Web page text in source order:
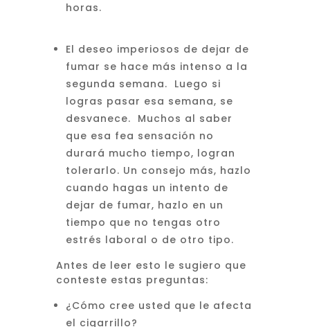
horas.
El deseo imperiosos de dejar de
fumar se hace más intenso a la
segunda semana. Luego si
logras pasar esa semana, se
desvanece. Muchos al saber
que esa fea sensación no
durará mucho tiempo, logran
tolerarlo. Un consejo más, hazlo
cuando hagas un intento de
dejar de fumar, hazlo en un
tiempo que no tengas otro
estrés laboral o de otro tipo.
Antes de leer esto le sugiero que
conteste estas preguntas:
¿Cómo cree usted que le afecta
el cigarrillo?